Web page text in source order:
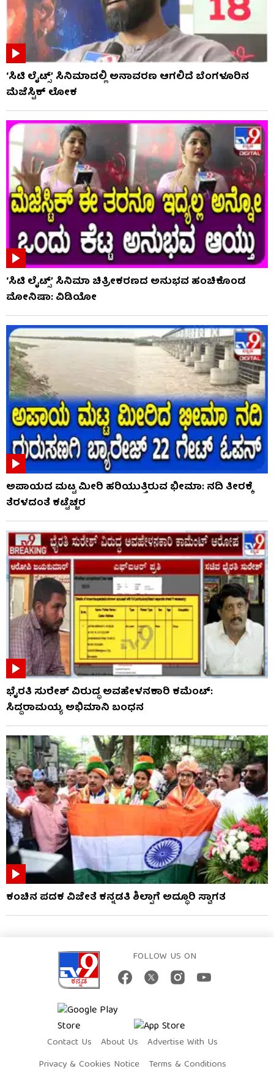
‘ಸಿಟಿ ಲೈಟ್ಸ್’ ಸಿನಿಮಾದಲ್ಲಿ ಅನಾವರಣ ಆಗಲಿದೆ ಬೆಂಗಳೂರಿನ
ಮೆಜೆಸ್ಟಿಕ್ ಲೋಕ
‘ಸಿಟಿ ಲೈಟ್ಸ್’ ಸಿನಿಮಾ ಚಿತ್ರೀಕರಣದ ಅನುಭವ ಹಂಚಿಕೊಂಡ
ಮೋನಿಷಾ: ವಿಡಿಯೋ
ಅಪಾಯದ ಮಟ್ಟ ಮೀರಿ ಹರಿಯುತ್ತಿರುವ ಭೀಮಾ: ನದಿ ತೀರಕ್ಕೆ
ತೆರಳದಂತೆ ಕಟ್ಟೆಚ್ಚರ
ಭೈರತಿ ಸುರೇಶ್ ವಿರುದ್ಧ ಅವಹೇಳನಕಾರಿ ಕಮೆಂಟ್:
ಸಿದ್ದರಾಮಯ್ಯ ಅಭಿಮಾನಿ ಬಂಧನ
ಕಂಚಿನ ಪದಕ ವಿಜೇತೆ ಕನ್ನಡತಿ ಶಿಲ್ಪಾಗೆ ಅದ್ಧೂರಿ ಸ್ವಾಗತ
FOLLOW US ON
Contact Us About Us
Advertise With Us
Privacy & Cookies Notice
Terms & Conditions